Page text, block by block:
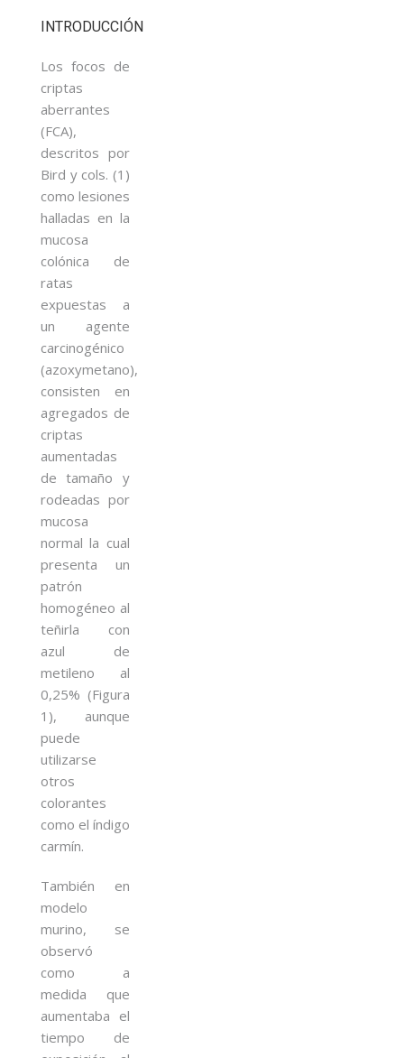
INTRODUCCIÓN
Los focos de
criptas
aberrantes
(FCA),
descritos por
Bird y cols. (1)
como lesiones
halladas en la
mucosa
colónica de
ratas
expuestas a
un agente
carcinogénico
(azoxymetano),
consisten en
agregados de
criptas
aumentadas
de tamaño y
rodeadas por
mucosa
normal la cual
presenta un
patrón
homogéneo al
teñirla con
azul de
metileno al
0,25% (Figura
1), aunque
puede
utilizarse
otros
colorantes
como el índigo
carmín.
También en
modelo
murino, se
observó
como a
medida que
aumentaba el
tiempo de